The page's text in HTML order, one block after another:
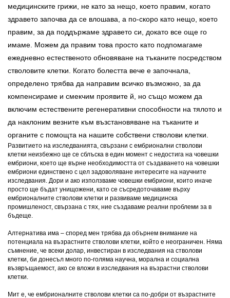
медицинските грижи, не като за нещо, което правим, когато
здравето започва да се влошава, а по-скоро като нещо, което
правим, за да поддържаме здравето си, докато все още го
имаме. Можем да правим това просто като подпомагаме
ежедневно естественото обновяване на тъканите посредством
стволовите клетки. Когато болестта вече е започнала,
определено трябва да направим всичко възможно, за да
компенсираме и смекчим проявите й, но също можем да
включим естествените регенеративни способности на тялото и
да наклоним везните към възстановяване на тъканите и
органите с помощта на нашите собствени стволови клетки.
Развитието на изследванията, свързани с ембрионални стволови
клетки неизбежно ще се сблъска в един момент с недостига на човешки
ембриони, което ще върне необходимостта от създаването на човешки
ембриони единствено с цел задоволяване интересите на научните
изследвания. Дори и ако използваме човешки ембриони, които иначе
просто ще бъдат унищожени, като се съсредоточаваме върху
ембрионалните стволови клетки и развиваме медицинска
промишленост, свързана с тях, ние създаваме реални проблеми за в
бъдеще.
Алтернатива има – според мен трябва да обърнем внимание на
потенциала на възрастните стволови клетки, който е неограничен. Няма
съмнение, че всеки долар, инвестиран в изследвания на стволови
клетки, би донесъл много по-голяма научна, морална и социална
възвръщаемост, ако се вложи в изследвания на възрастни стволови
клетки.
Мит е, че ембрионалните стволови клетки са по-добри от възрастните